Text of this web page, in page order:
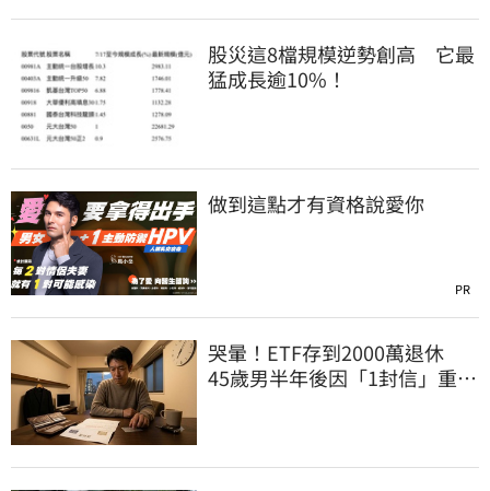
股災這8檔規模逆勢創高 它最
猛成長逾10%！
做到這點才有資格說愛你
PR
哭暈！ETF存到2000萬退休
45歲男半年後因「1封信」重回